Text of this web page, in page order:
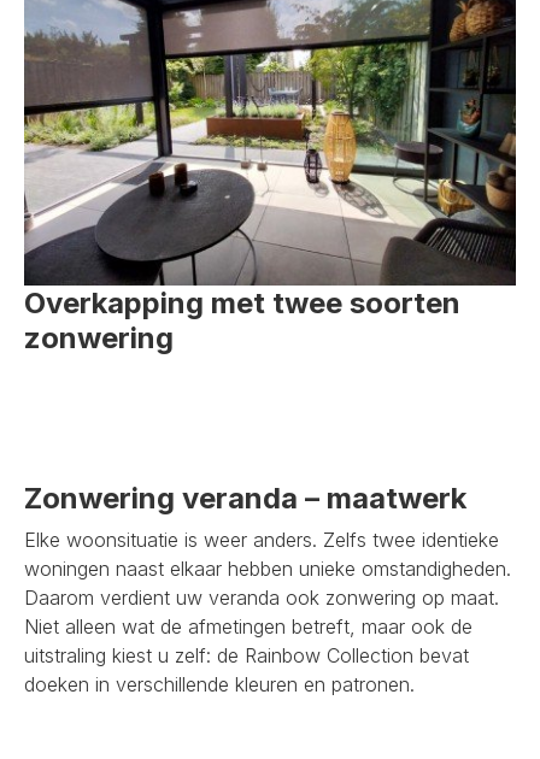
Overkapping met twee soorten
zonwering
Zonwering veranda – maatwerk
Elke woonsituatie is weer anders. Zelfs twee identieke
woningen naast elkaar hebben unieke omstandigheden.
Daarom verdient uw veranda ook zonwering op maat.
Niet alleen wat de afmetingen betreft, maar ook de
uitstraling kiest u zelf: de Rainbow Collection bevat
doeken in verschillende kleuren en patronen.